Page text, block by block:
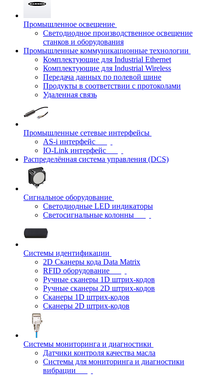
Промышленное освещение
Светодиодное производственное освещение
станков и оборудования
Промышленные коммуникационные технологии
Комплектующие для Industrial Ethernet
Комплектующие для Industrial Wireless
Передача данных по полевой шине
Продукты в соответствии с протоколами
Удаленная связь
Промышленные сетевые интерфейсы
AS-i интерфейс
IO-Link интерфейс
Распределённая система управления (DCS)
Сигнальное оборудование
Светодиодные LED индикаторы
Светосигнальные колонны
Системы идентификации
2D Сканеры кода Data Matrix
RFID оборудование
Ручные сканеры 1D штрих-кодов
Ручные сканеры 2D штрих-кодов
Сканеры 1D штрих-кодов
Сканеры 2D штрих-кодов
Системы мониторинга и диагностики
Датчики контроля качества масла
Системы для мониторинга и диагностики
вибрации